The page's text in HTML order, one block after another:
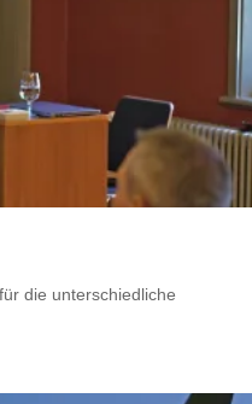
die unterschiedliche